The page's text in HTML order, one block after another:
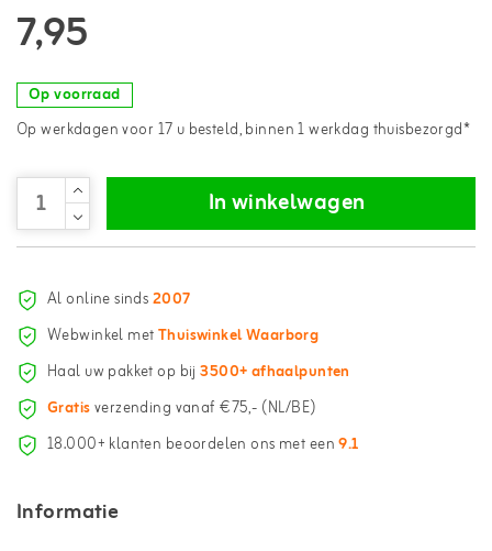
7,95
Op voorraad
Op werkdagen voor 17 u besteld, binnen 1 werkdag thuisbezorgd*
In winkelwagen
Al online sinds2007
Webwinkel metThuiswinkel Waarborg
Haal uw pakket op bij3500+ afhaalpunten
Gratisverzending vanaf €75,- (NL/BE)
18.000+ klanten beoordelen ons met een9.1
Informatie